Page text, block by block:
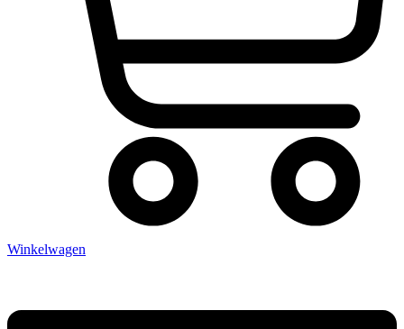
Winkelwagen